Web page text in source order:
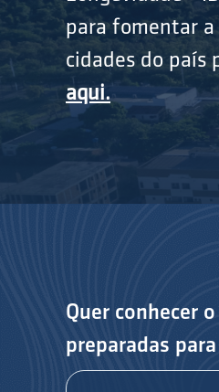
para fomentar a
cidades do país
aqui.
Quer conhecer
preparadas